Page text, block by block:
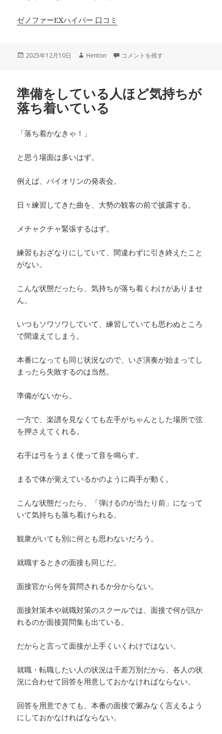
ゼノファーEXハイパー 口コミ
投
2025年12月10日
作
Henton 気付くタイミングは人それぞれだと
コメントを残す
準備をしている人ほど気持ちが
落ち着いている
「落ち着かなきゃ！」
と思う場面は多いはず。
例えば、バイオリンの発表会。
日々練習してきた曲を、大勢の観客の前で披露する。
メチャクチャ緊張するはず。
練習もおざなりにしていて、間違わずに引き終えたこと
がない。
こんな状態だったら、気持ちが落ち着くわけがありませ
ん。
いつもソワソワしていて、練習していても思わぬところ
で間違えてしまう。
本番になっても同じ状況なので、いざ演奏が始まってし
まったら失敗するのは当然。
準備がないから。
一方で、楽譜を見なくても左手がちゃんとした場所で弦
を押さえてくれる。
右手は弓をうまく使って音を鳴らす。
まるで体が覚えているかのように両手が動く。
こんな状態だったら、「弾けるのが当たり前」になって
いて気持ちも落ち着けられる。
観衆がいても別に何とも思わないだろう。
就職するときの面接も同じだ。
面接官から何を質問されるか分からない。
面接対策本や就職対策のスクールでは、面接で何が訊か
れるのか面接質問集も出ている。
だからと言って面接が上手くいくわけではない。
就職・転職したい人の状況は千差万別だから、各人の状
況に合わせて回答を用意しておかなければならない。
回答を用意できても、本番の面接で澱みなく言えるよう
にしておかなければならない。